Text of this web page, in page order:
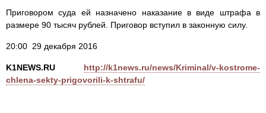
Приговором суда ей назначено наказание в виде штрафа в
размере 90 тысяч рублей. Приговор вступил в законную силу.
20:00 29 декабря 2016
K1NEWS.RU
http://k1news.ru/news/Kriminal/v-kostrome-
chlena-sekty-prigovorili-k-shtrafu/